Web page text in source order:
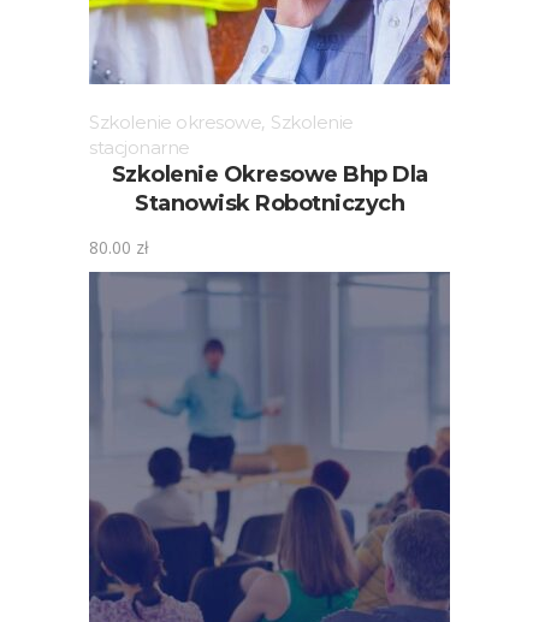
Szkolenie okresowe, Szkolenie
stacjonarne
Szkolenie Okresowe Bhp Dla
Stanowisk Robotniczych
80.00 zł